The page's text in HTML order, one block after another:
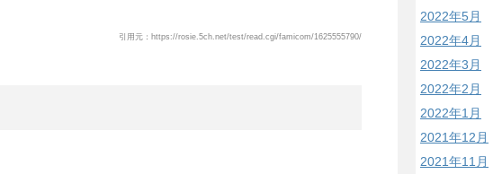
引用元：https://rosie.5ch.net/test/read.cgi/famicom/1625555790/
2022年5月
2022年4月
2022年3月
2022年2月
2022年1月
2021年12月
2021年11月